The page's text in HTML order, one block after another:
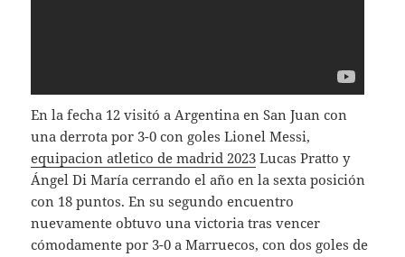
En la fecha 12 visitó a Argentina en San Juan con
una derrota por 3-0 con goles Lionel Messi,
equipacion atletico de madrid 2023 Lucas Pratto y
Ángel Di María cerrando el año en la sexta posición
con 18 puntos. En su segundo encuentro
nuevamente obtuvo una victoria tras vencer
cómodamente por 3-0 a Marruecos, con dos goles de